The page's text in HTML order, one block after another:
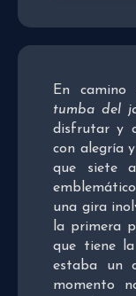
En
tumba del
disfrutar y
con alegría
que siete
una gira
la primera
que tiene
estaba un
momento